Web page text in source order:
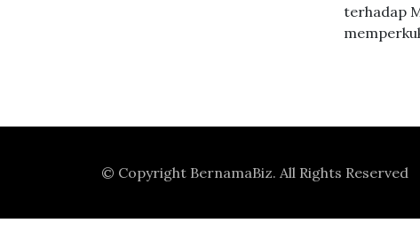
terhadap
© Copyright BernamaBiz. All Rights Reserved